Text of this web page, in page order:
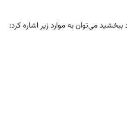
می‌توان به موارد زیر اشاره کرد: